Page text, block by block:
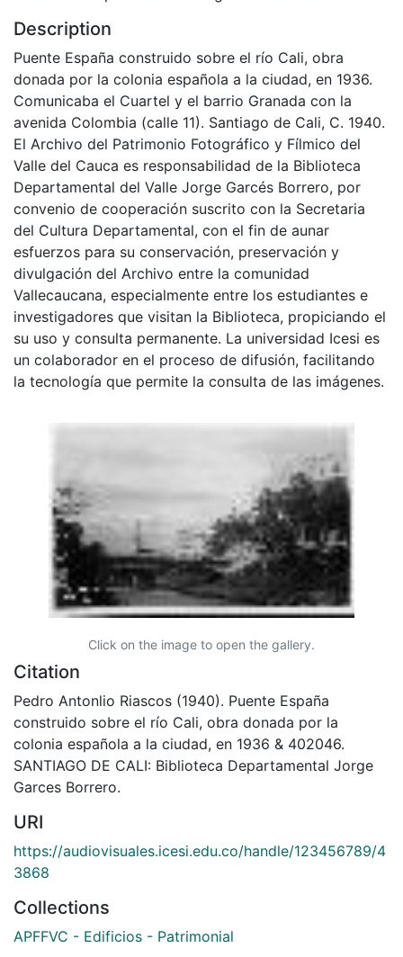
Description
Puente España construido sobre el río Cali, obra
donada por la colonia española a la ciudad, en 1936.
Comunicaba el Cuartel y el barrio Granada con la
avenida Colombia (calle 11). Santiago de Cali, C. 1940.
El Archivo del Patrimonio Fotográfico y Fílmico del
Valle del Cauca es responsabilidad de la Biblioteca
Departamental del Valle Jorge Garcés Borrero, por
convenio de cooperación suscrito con la Secretaria
del Cultura Departamental, con el fin de aunar
esfuerzos para su conservación, preservación y
divulgación del Archivo entre la comunidad
Vallecaucana, especialmente entre los estudiantes e
investigadores que visitan la Biblioteca, propiciando el
su uso y consulta permanente. La universidad Icesi es
un colaborador en el proceso de difusión, facilitando
la tecnología que permite la consulta de las imágenes.
Click on the image to open the gallery.
Citation
Pedro Antonlio Riascos (1940). Puente España
construido sobre el río Cali, obra donada por la
colonia española a la ciudad, en 1936 & 402046.
SANTIAGO DE CALI: Biblioteca Departamental Jorge
Garces Borrero.
URI
https://audiovisuales.icesi.edu.co/handle/123456789/4
3868
Collections
APFFVC - Edificios - Patrimonial